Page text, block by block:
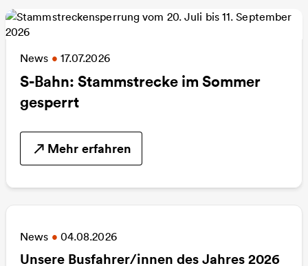
News • 17.07.2026
S-Bahn: Stammstrecke im Sommer
gesperrt
Mehr erfahren
News • 04.08.2026
Unsere Busfahrer/innen des Jahres 2026